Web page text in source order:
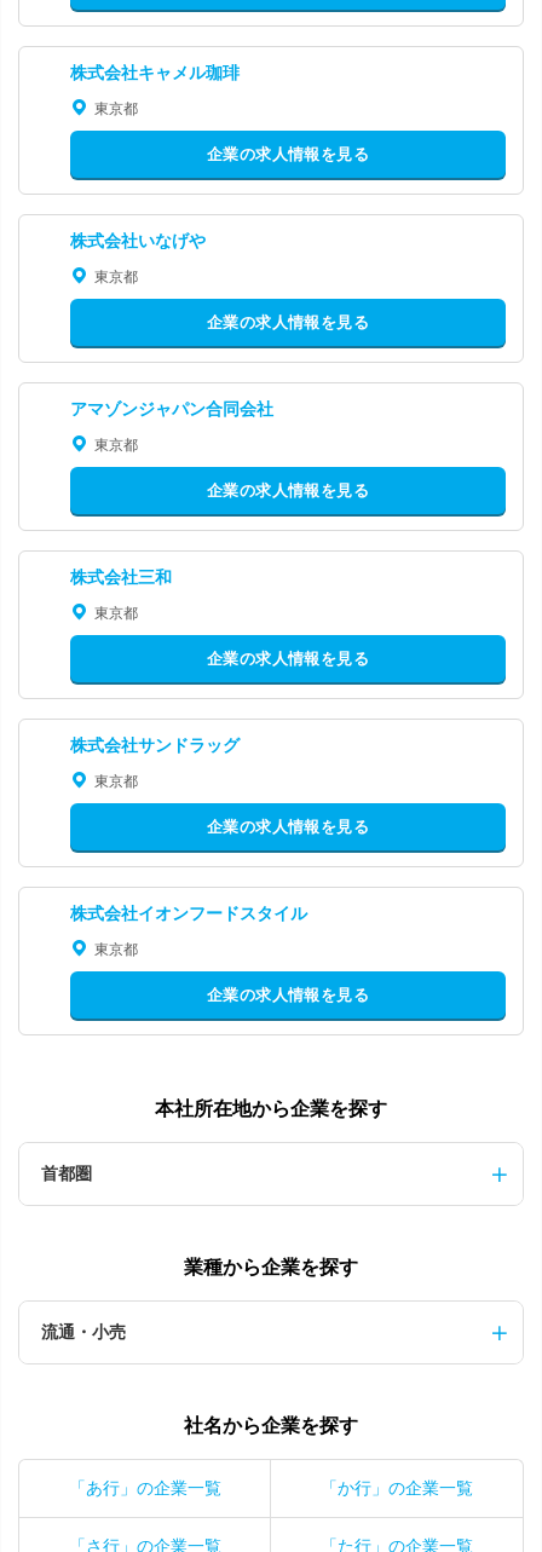
株式会社キャメル珈琲
東京都
企業の求人情報を見る
株式会社いなげや
東京都
企業の求人情報を見る
アマゾンジャパン合同会社
東京都
企業の求人情報を見る
株式会社三和
東京都
企業の求人情報を見る
株式会社サンドラッグ
東京都
企業の求人情報を見る
株式会社イオンフードスタイル
東京都
企業の求人情報を見る
本社所在地から企業を探す
首都圏
業種から企業を探す
流通・小売
社名から企業を探す
「あ行」の企業一覧 「か行」の企業一覧
「さ行」の企業一覧 「た行」の企業一覧